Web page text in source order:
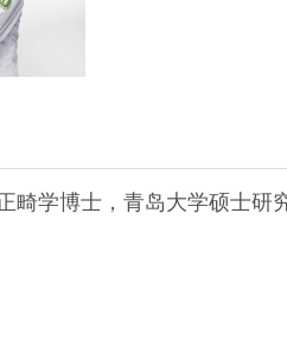
畸学博士，青岛大学硕士研